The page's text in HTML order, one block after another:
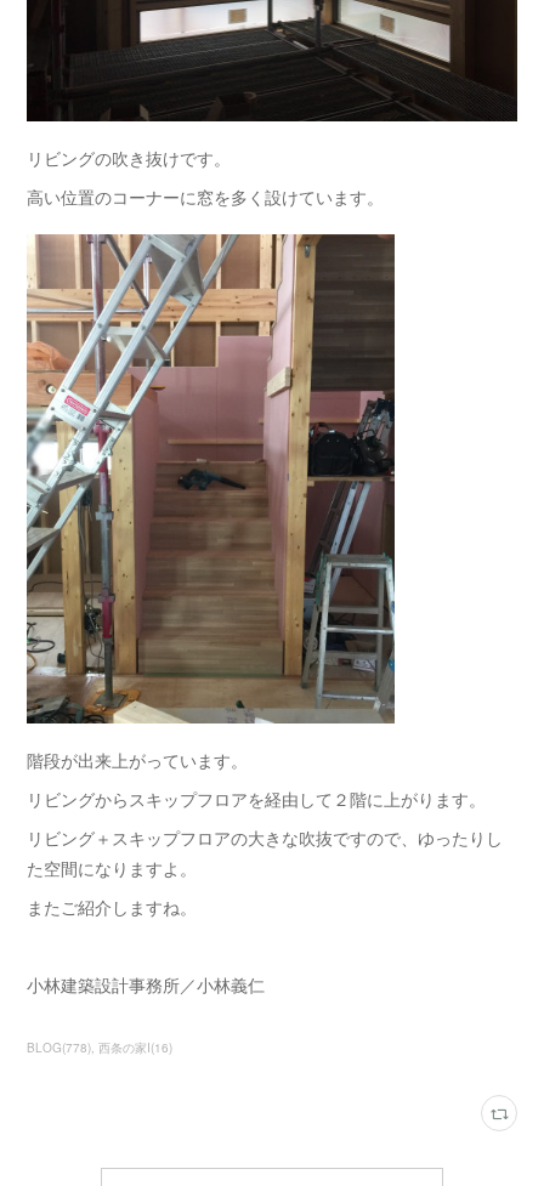
リビングの吹き抜けです。
高い位置のコーナーに窓を多く設けています。
階段が出来上がっています。
リビングからスキップフロアを経由して２階に上がります。
リビング＋スキップフロアの大きな吹抜ですので、ゆったりし
た空間になりますよ。
またご紹介しますね。
小林建築設計事務所／小林義仁
BLOG(778) 西条の家Ⅰ(16)